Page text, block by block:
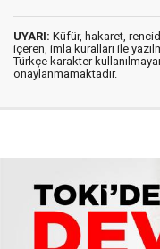
UYARI: Küfür, hakaret,
içeren, imla kuralları ile
Türkçe karakter
onaylanmamaktadır.